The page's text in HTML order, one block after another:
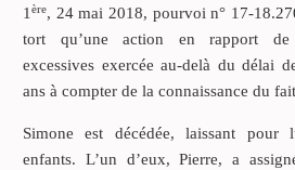
1ère, 24 mai 2018, pourvoi n° 17-
tort qu’une action en rapport de
excessives exercée au-delà du délai
ans à compter de la connaissance du
Simone est décédée, laissant pour
enfants. L’un d’eux, Pierre, a